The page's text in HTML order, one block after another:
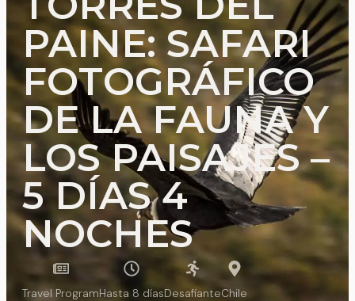
PAINE: SAFARI
FOTOGRÁFICO
DE LA FAUNA Y
LOS PAISAJES –
5 DÍAS 4
NOCHES
Travel ProgramHasta 8 díasDesafianteChile